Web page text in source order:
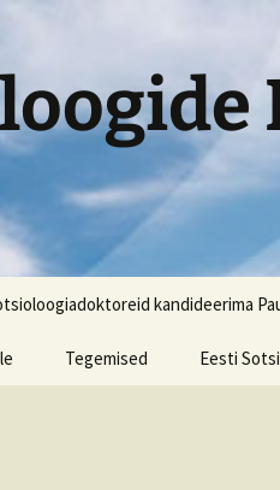
kandideerima
Tegemised Eesti